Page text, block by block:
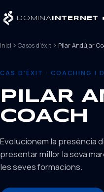
DOMINA INTERNET
Inici Casos d'èxit Pilar Andújar
CAS D'ÈXIT · COACHING I
PILAR
COACH
Evolucionem la presència
presentar millor la seva
les seves formacions.